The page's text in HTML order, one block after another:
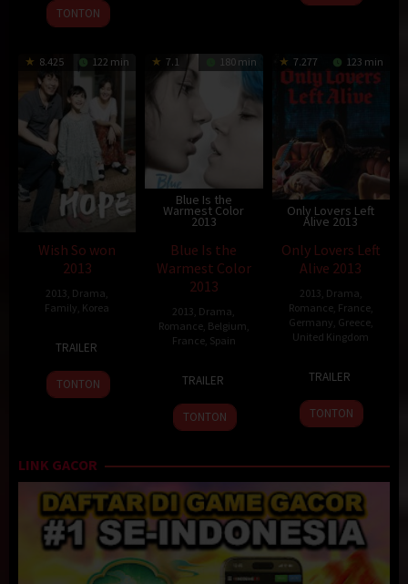
2013
TONTON
8.425 122 min
Wish So won
2013
2013 Drama
Family Korea
Oct
2013
Joon-
ik
TRAILER
TONTON
7.1 180 min
Blue Is the
Warmest Color
2013
Blue Is the
Warmest Color
2013
2013 Drama
Romance, Belgium
France, Spain
Oct
2013
Kechiche
TRAILER
TONTON
7.277 123 min
Only Lovers Left
Alive 2013
Only Lovers Left
Alive 2013
2013 Drama
Romance, France,
Germany Greece,
United Kingdom
Dec
2013
Jarmusch
TRAILER
TONTON
LINK GACOR